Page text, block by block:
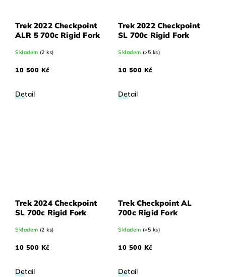
Trek 2022 Checkpoint
ALR 5 700c Rigid Fork
Skladem (2 ks)
10 500 Kč
Detail
Trek 2022 Checkpoint
SL 700c Rigid Fork
Skladem (>5 ks)
10 500 Kč
Detail
Trek 2024 Checkpoint
SL 700c Rigid Fork
Skladem (2 ks)
10 500 Kč
Detail
Trek Checkpoint AL
700c Rigid Fork
Skladem (>5 ks)
10 500 Kč
Detail